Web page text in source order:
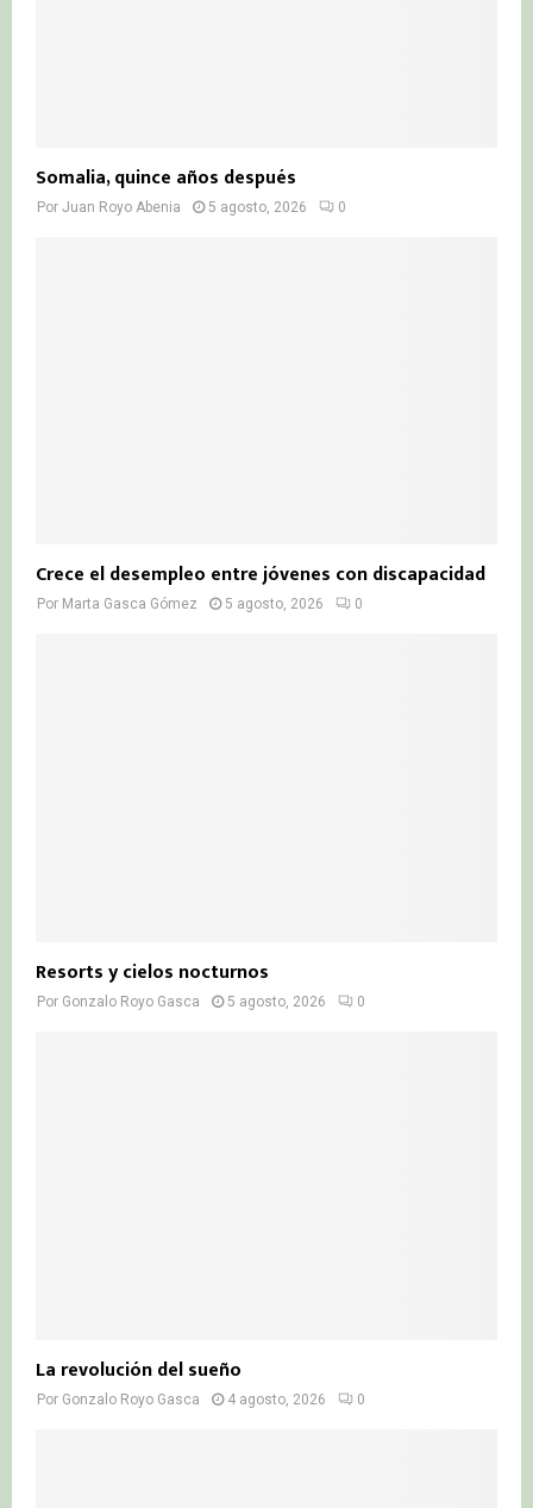
Somalia, quince años después
Por Juan Royo Abenia 5 agosto, 2026 0
Crece el desempleo entre jóvenes con discapacidad
Por Marta Gasca Gómez 5 agosto, 2026 0
Resorts y cielos nocturnos
Por Gonzalo Royo Gasca 5 agosto, 2026 0
La revolución del sueño
Por Gonzalo Royo Gasca 4 agosto, 2026 0